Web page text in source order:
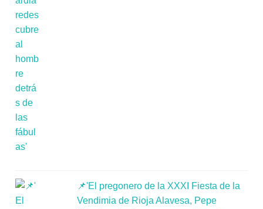
📌'El pregonero de la XXXI Fiesta de la
Vendimia de Rioja Alavesa, Pepe